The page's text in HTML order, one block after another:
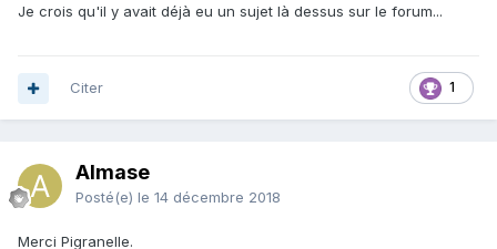
Je crois qu'il y avait déjà eu un sujet là dessus sur le forum...
1
Citer
Almase
Posté(e) le 14 décembre 2018
Merci Pigranelle.